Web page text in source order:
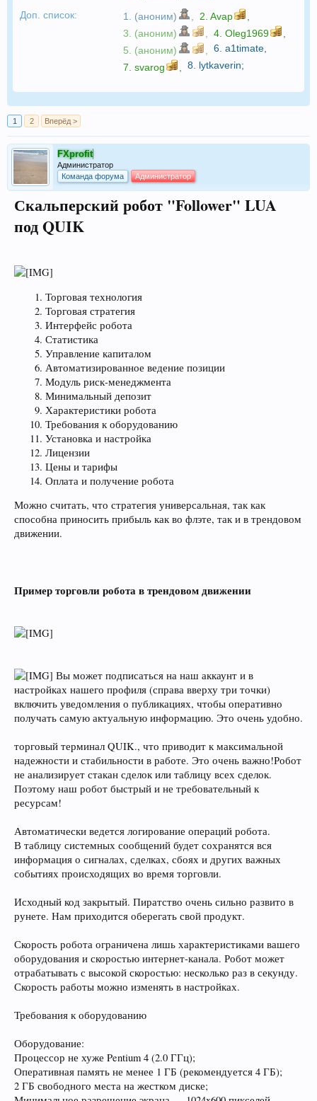
Доп. список:
1. (аноним) 2. Avap
3. (аноним)
4. Oleg1969
5. (аноним)
6. a1timate
7. svarog 8. lytkaverin;
1 2 Вперёд >
FXprofit
Администратор
Команда форума
Администратор
Скальперский робот "Follower" LUA
под QUIK
Торговая технология
Торговая стратегия
Интерфейс робота
Статистика
Управление капиталом
Автоматизированное ведение позиции
Модуль риск-менеджмента
Минимальный депозит
Характеристики робота
Требования к оборудованию
Установка и настройка
Лицензии
Цены и тарифы
Оплата и получение робота
Можно считать, что стратегия универсальная, так как
способна приносить прибыль как во флэте, так и в трендовом
движении.
Пример торговли робота в трендовом движении
Вы может подписаться на наш аккаунт и в
настройках нашего профиля (справа вверху три точки)
включить уведомления о публикациях, чтобы оперативно
получать самую актуальную информацию. Это очень удобно.
торговый терминал QUIK., что приводит к максимальной
надежности и стабильности в работе. Это очень важно!Робот
не анализирует стакан сделок или таблицу всех сделок.
Поэтому наш робот быстрый и не требовательный к
ресурсам!
Автоматически ведется логирование операций робота.
В таблицу системных сообщений будет сохранятся вся
информация о сигналах, сделках, сбоях и других важных
событиях происходящих во время торговли.
Исходный код закрытый. Пиратство очень сильно развито в
рунете. Нам приходится оберегать свой продукт.
Скорость робота ограничена лишь характеристиками вашего
оборудования и скоростью интернет-канала. Робот может
отрабатывать с высокой скоростью: несколько раз в секунду.
Скорость работы можно изменять в настройках.
Требования к оборудованию
Оборудование:
Процессор не хуже Pentium 4 (2.0 ГГц);
Оперативная память не менее 1 ГБ (рекомендуется 4 ГБ);
2 ГБ свободного места на жестком диске;